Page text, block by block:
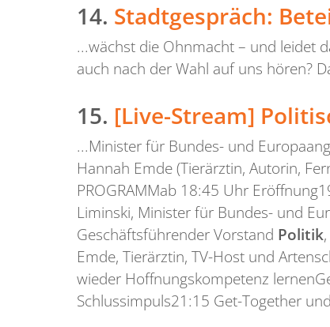
14. Stadtgespräch:
...wächst die Ohnmacht – und leidet
auch nach der Wahl auf uns hören?
15. [Live-Stream]
...Minister für Bundes- und
Hannah Emde (Tierärztin, Autorin,
PROGRAMMab 18:45 Uhr
Liminski, Minister für Bundes- und
Geschäftsführender Vorstand Politik
Emde, Tierärztin, TV-Host und
wieder Hoffnungskompetenz
Schlussimpuls21:15 Get-Together